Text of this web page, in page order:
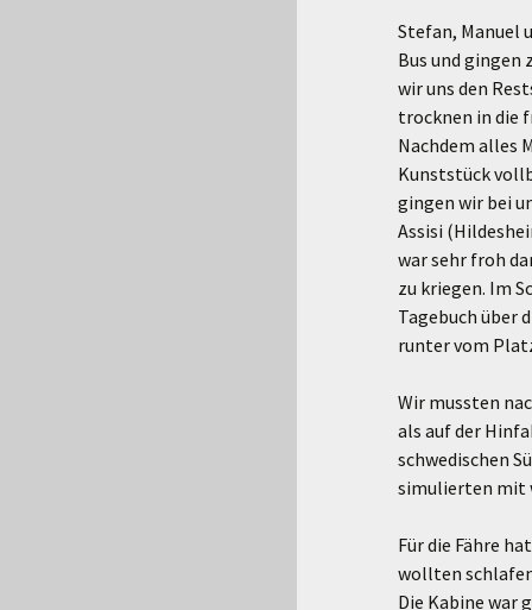
Stefan, Manuel
Bus und gingen
wir uns den
trocknen in die
Nachdem alles
Kunststück
gingen wir bei
Assisi
war sehr froh
zu kriegen. Im
Tagebuch über
runter vom
Wir mussten
als auf der
schwedischen
simulierten mit
Für die Fähre
wollten
Die Kabine war